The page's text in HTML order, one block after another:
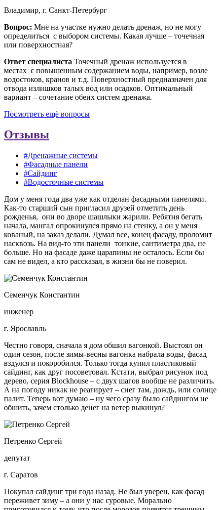
Владимир, г. Санкт-Петербург
Вопрос: Мне на участке нужно делать дренаж, но не могу
определиться с выбором системы. Какая лучше – точечная
или поверхностная?
Ответ специалиста Точечный дренаж используется в
местах с повышенным содержанием воды, например, возле
водостоков, кранов и т.д. Поверхностный предназначен для
отвода излишков талых вод или осадков. Оптимальный
вариант – сочетание обеих систем дренажа.
Посмотреть ещё вопросы
Отзывы
#Дренажные системы
#Фасадные панели
#Сайдинг
#Водосточные системы
Дом у меня года два уже как отделан фасадными панелями.
Как-то старший сын пригласил друзей отметить день
рожденья, они во дворе шашлыки жарили. Ребятня бегать
начала, мангал опрокинулся прямо на стенку, а он у меня
кованый, на заказ делали. Думал все, конец фасаду, проломит
насквозь. На вид-то эти панели тонкие, сантиметра два, не
больше. Но на фасаде даже царапины не осталось. Если бы
сам не видел, а кто рассказал, в жизни бы не поверил.
Семенчук Константин
инженер
г. Ярославль
Честно говоря, сначала я дом обшил вагонкой. Выстоял он
один сезон, после зимы-весны вагонка набрала воды, фасад
вздулся и покоробился. Только тогда купил пластиковый
сайдинг, как друг посоветовал. Кстати, выбрал рисунок под
дерево, серия Blockhouse – с двух шагов вообще не различить.
А на погоду никак не реагирует – снег там, дождь, или солнце
палит. Теперь вот думаю – ну чего сразу было сайдингом не
обшить, зачем столько денег на ветер выкинул?
Петренко Сергей
депутат
г. Саратов
Покупал сайдинг три года назад. Не был уверен, как фасад
переживет зиму – а они у нас суровые. Морально